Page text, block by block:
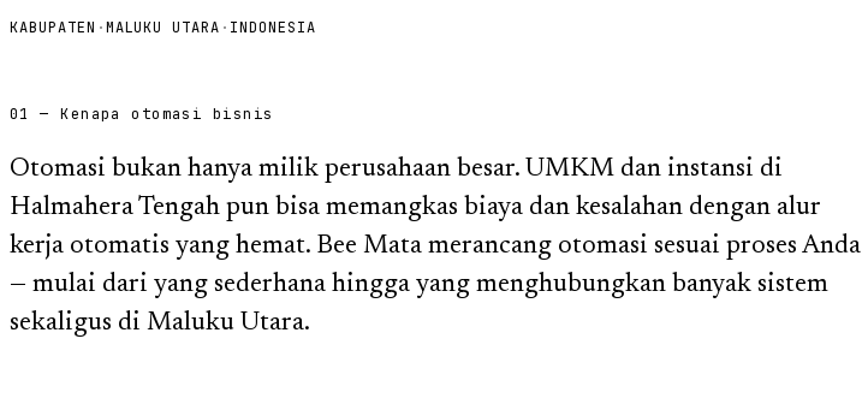
KABUPATEN ·MALUKU UTARA · INDONESIA
01 — Kenapa otomasi bisnis
Otomasi bukan hanya milik perusahaan besar. UMKM dan instansi di
Halmahera Tengah pun bisa memangkas biaya dan kesalahan dengan alur
kerja otomatis yang hemat. Bee Mata merancang otomasi sesuai proses Anda
— mulai dari yang sederhana hingga yang menghubungkan banyak sistem
sekaligus di Maluku Utara.